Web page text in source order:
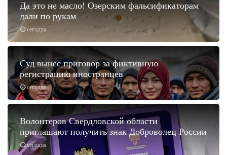
сегодня
Да это не масло! Озерским фальсификаторам
дали по рукам
сегодня
Суд вынес приговор за фиктивную
регистрацию иностранцев
сегодня
Волонтеров Свердловской области
приглашают получить знак Доброволец России